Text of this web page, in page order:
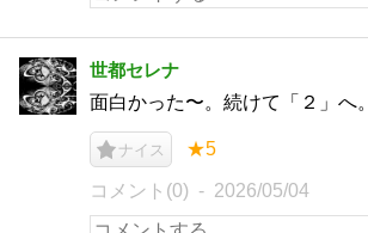
世都セレナ
面白かった〜。続けて「２」へ。
ナイス ★5
コメント(0) 2026/05/04